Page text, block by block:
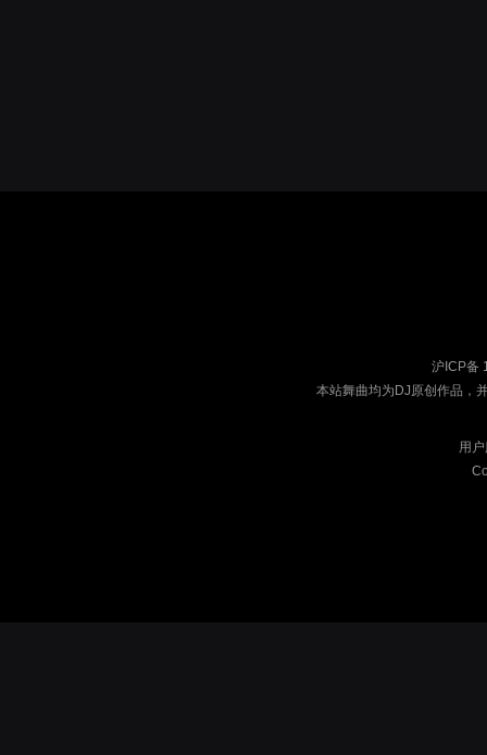
沪ICP备
本站舞曲均为DJ原创作品，
用